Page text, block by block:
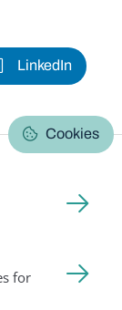
LinkedIn
Cookies
for